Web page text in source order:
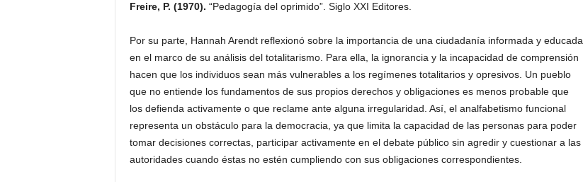
Freire, P. (1970). “Pedagogía del oprimido”. Siglo XXI Editores.
Por su parte, Hannah Arendt reflexionó sobre la importancia de una ciudadanía informada y educada
en el marco de su análisis del totalitarismo. Para ella, la ignorancia y la incapacidad de comprensión
hacen que los individuos sean más vulnerables a los regímenes totalitarios y opresivos. Un pueblo
que no entiende los fundamentos de sus propios derechos y obligaciones es menos probable que
los defienda activamente o que reclame ante alguna irregularidad. Así, el analfabetismo funcional
representa un obstáculo para la democracia, ya que limita la capacidad de las personas para poder
tomar decisiones correctas, participar activamente en el debate público sin agredir y cuestionar a las
autoridades cuando éstas no estén cumpliendo con sus obligaciones correspondientes.